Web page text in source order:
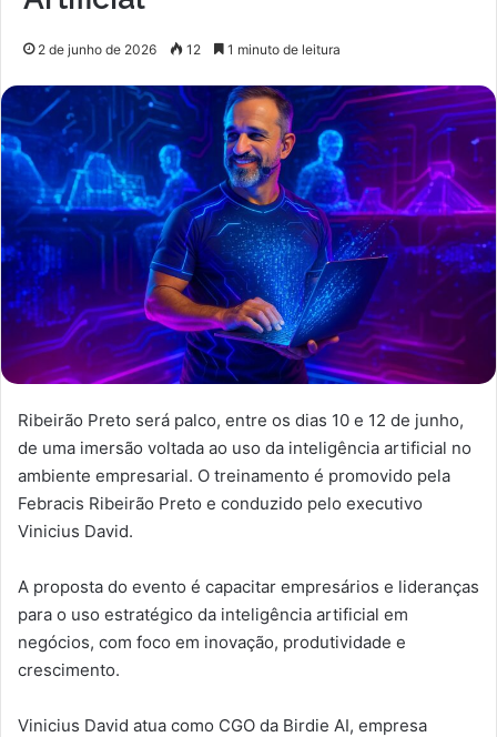
2 de junho de 2026 12 1 minuto de leitura
Ribeirão Preto será palco, entre os dias 10 e 12 de junho,
de uma imersão voltada ao uso da inteligência artificial no
ambiente empresarial. O treinamento é promovido pela
Febracis Ribeirão Preto e conduzido pelo executivo
Vinicius David.
A proposta do evento é capacitar empresários e lideranças
para o uso estratégico da inteligência artificial em
negócios, com foco em inovação, produtividade e
crescimento.
Vinicius David atua como CGO da Birdie AI, empresa